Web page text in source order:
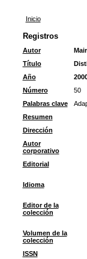
Inicio
Registros
Autor
Título
Año
Número
50
Palabras clave
Resumen
Dirección
Autor
corporativo
Editorial
Idioma
Editor de la
colección
Volumen de la
colección
ISSN